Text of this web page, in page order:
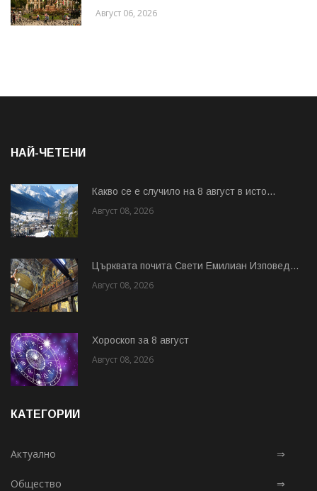
Август 06, 2026
НАЙ-ЧЕТЕНИ
Какво се е случило на 8 август в исто...
Август 08, 2026
Църквата почита Свeти Емилиан Изповед...
Август 08, 2026
Хороскоп за 8 август
Август 08, 2026
КАТЕГОРИИ
Актуално ⇒
Общество ⇒